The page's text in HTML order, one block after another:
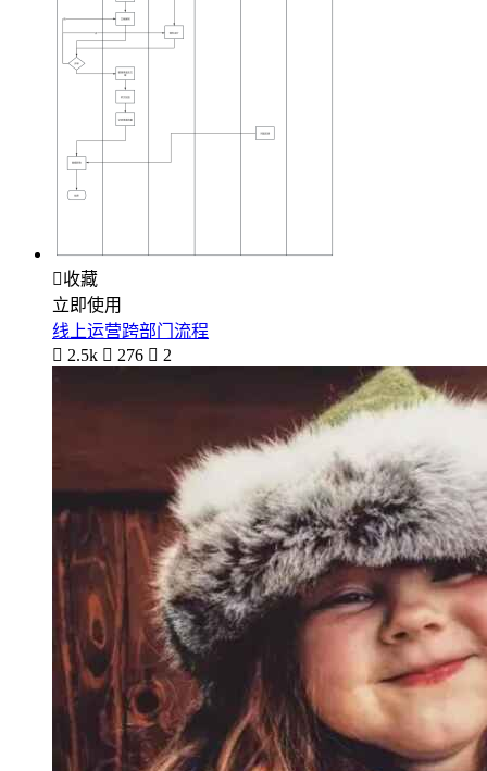
收藏
立即使用
线上运营跨部门流程
 2.5k  276  2